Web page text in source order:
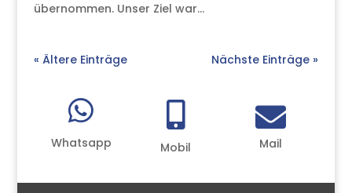
übernommen. Unser Ziel war...
« Ältere Einträge Nächste Einträge »

Whatsapp

Mobil

Mail